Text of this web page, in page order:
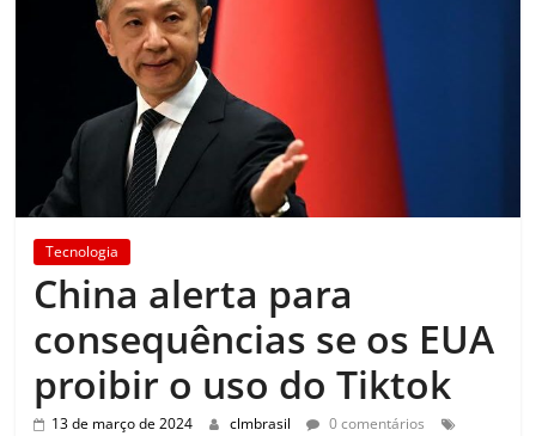
Tecnologia
China alerta para
consequências se os EUA
proibir o uso do Tiktok
13 de março de 2024 clmbrasil
0 comentários